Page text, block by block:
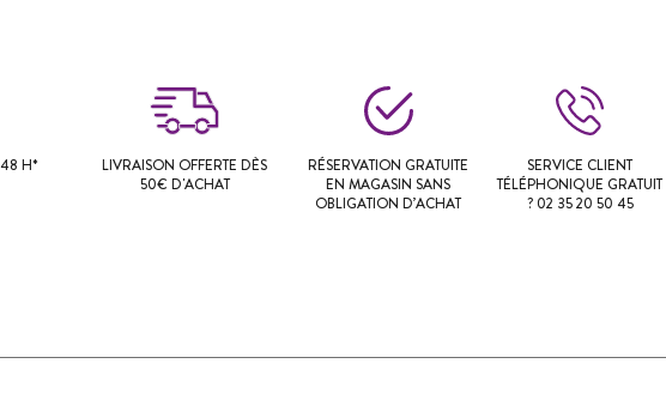
H*
LIVRAISON OFFERTE DÈS
50€ D'ACHAT
RÉSERVATION GRATUITE
EN MAGASIN SANS
OBLIGATION D’ACHAT
SERVICE CLIENT
TÉLÉPHONIQUE GRATUIT
? 02 35 20 50 45